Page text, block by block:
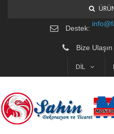
Destek:
Bize Ulaşın
DİL